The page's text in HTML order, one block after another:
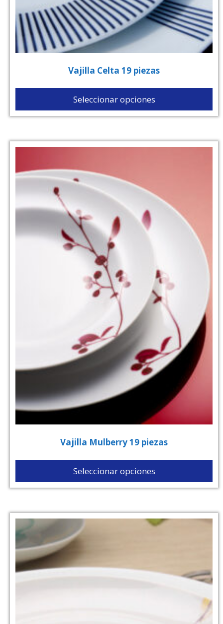
Vajilla Celta 19 piezas
Seleccionar opciones
Vajilla Mulberry 19 piezas
Seleccionar opciones